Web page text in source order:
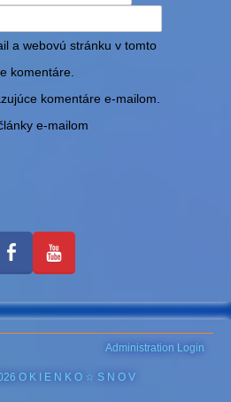
a webovú stránku v tomto
komentáre.
komentáre e-mailom.
e-mailom
Administration Login
O K I E N K O ☆ S N O V